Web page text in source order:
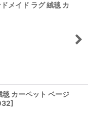
メイド ラグ 絨毯 カ
カーペット ベージ
]